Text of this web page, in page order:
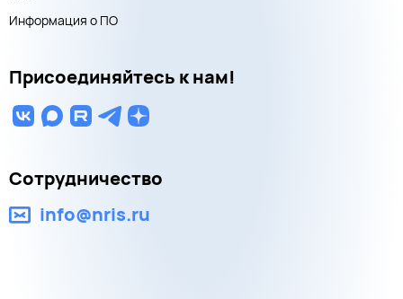
Информация о ПО
Присоединяйтесь к нам!
Сотрудничество
info@nris.ru